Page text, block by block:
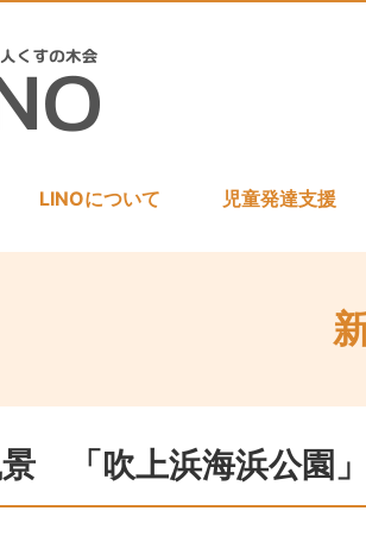
LINOについて 児童発達支援
「吹上浜海浜公園」